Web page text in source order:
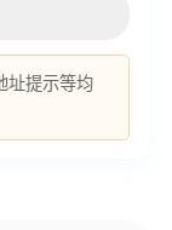
址提示等均